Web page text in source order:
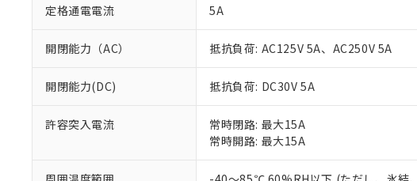
定格通電電流 5A
開閉能力（AC） 抵抗負荷: AC125V 5A、AC250V 5A
開閉能力(DC) 抵抗負荷: DC30V 5A
許容突入電流
常時閉路: 最大15A
常時開路: 最大15A